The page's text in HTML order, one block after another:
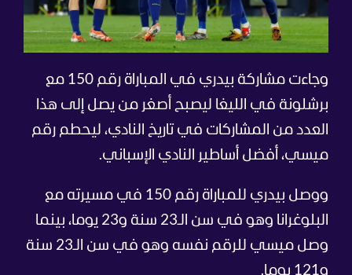
وجاءت مشاركة بيدري في المباراة رقم 150 مع
برشلونة في الليغا ليصبح أصغر من يصل إلى هذا
العدد من المشاركات في تاريخ النادي، ليحطم رقم
ميسي، أفضل أساطير النادي الإسباني.
ووصل بيدري للمباراة رقم 150 في مسيرته مع
البلوغرانا وهو في سن الـ23 سنة و23 يوما، بينما
وصل ميسي للرقم نفسه وهو في سن الـ23 سنة
و121 يوما.